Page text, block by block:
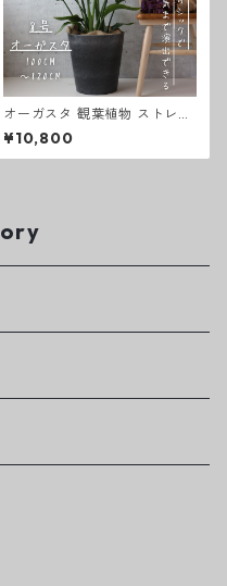
オーガスタ 観葉植物 ストレリ
チア オーガスタ ８号 綺麗 お
祝い ギフト 開店祝い ラッピン
グ 無料 観葉植物 プレゼント
¥10,800